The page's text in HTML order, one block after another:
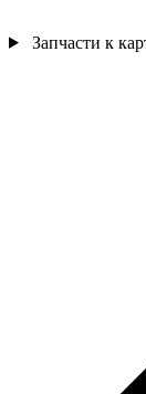
Запчасти к